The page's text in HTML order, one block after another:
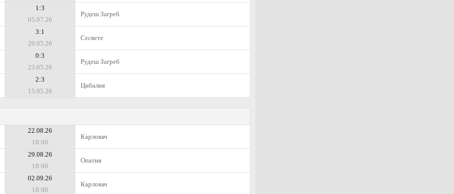
1:3
05.07.26
Рудеш Загреб
3:1
29.05.26
Сесвете
0:3
23.05.26
Рудеш Загреб
2:3
15.05.26
Цибалия
22.08.26
18:00
Карловач
29.08.26
18:00
Опатия
02.09.26
18:00
Карловач